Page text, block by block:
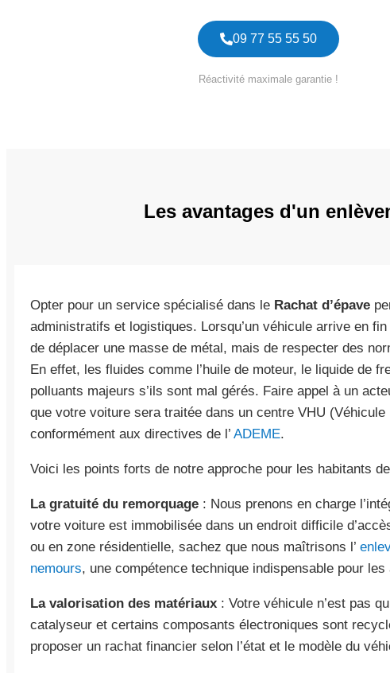
09 77 55 55 50
Réactivité maximale garantie !
Les avantages d'un
Opter pour un service spécialisé dans le Rachat d’épave
administratifs et logistiques. Lorsqu’un véhicule arrive en
de déplacer une masse de métal, mais de respecter des
En effet, les fluides comme l’huile de moteur, le liquide de
polluants majeurs s’ils sont mal gérés. Faire appel à un
que votre voiture sera traitée dans un centre VHU (Véhicule
conformément aux directives de l’ ADEME.
Voici les points forts de notre approche pour les habitants
La gratuité du remorquage : Nous prenons en charge
votre voiture est immobilisée dans un endroit difficile
ou en zone résidentielle, sachez que nous maîtrisons l’
nemours, une compétence technique indispensable pour
La valorisation des matériaux : Votre véhicule n’est pas
catalyseur et certains composants électroniques sont
proposer un rachat financier selon l’état et le modèle du